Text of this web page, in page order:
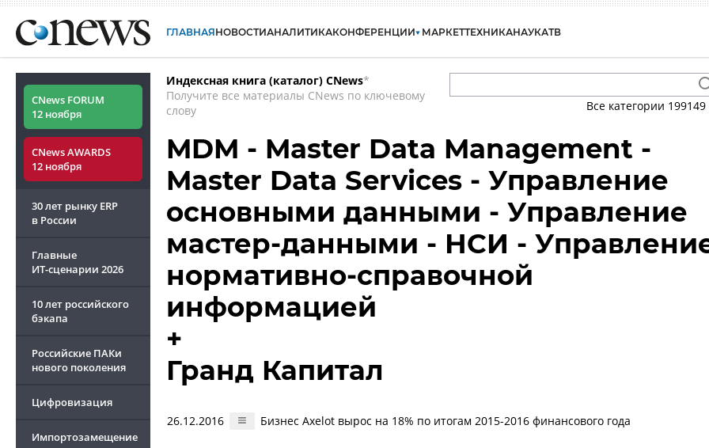
ГЛАВНАЯНОВОСТИАНАЛИТИКАКОНФЕРЕНЦИИ МАРКЕТТЕХНИКАНАУКАТВ
CNews FORUM
12 ноября
CNews AWARDS
12 ноября
30 лет рынку ERP
в России
Главные
ИТ-сценарии 2026
10 лет российского
бэкапа
Российские ПАКи
нового поколения
Цифровизация
Импортозамещение
Индексная книга (каталог) CNews*
Получите все материалы CNews по ключевому
слову
Все категории 199149
MDM - Master Data Management -
Master Data Services - Управление
основными данными - Управление
мастер-данными - НСИ -
нормативно-справочной
информацией
+
Гранд Капитал
26.12.2016 Бизнес Axelot вырос на 18% по итогам 2015-2016 финансового года